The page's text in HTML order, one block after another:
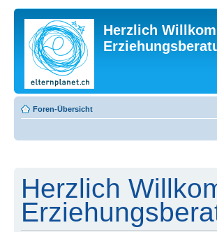
Herzlich
Foren-Übersicht
Herzlich